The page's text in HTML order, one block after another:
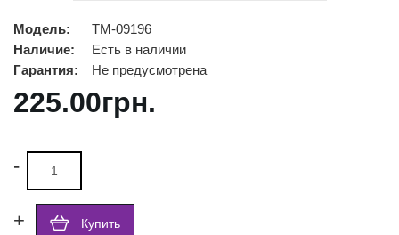
Модель:
TM-09196
Наличие:
Есть в наличии
Гарантия:
Не предусмотрена
225.00грн.
-
+ Купить